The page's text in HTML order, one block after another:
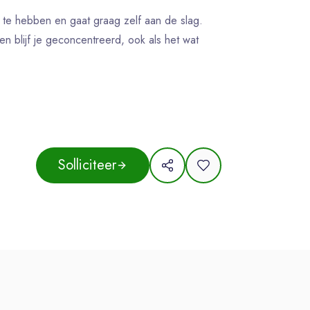
hebben en gaat graag zelf aan de slag.
blijf je geconcentreerd, ook als het wat
nachten werken? Dan is 18 jaar de
(VOG) aanleveren. Uiteraard krijg je
Solliciteer